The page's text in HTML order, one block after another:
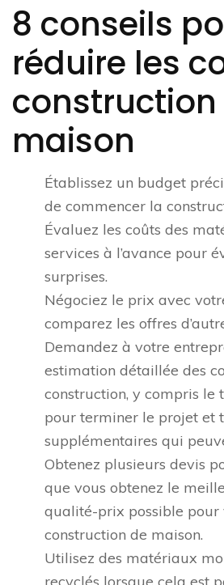
8 conseils
réduire les
construction
maison
Établissez un budget
de commencer la
Évaluez les coûts des
services à l’avance pour
surprises.
Négociez le prix avec
comparez les offres
Demandez à votre
estimation détaillée des
construction, y compris le
pour terminer le projet et
supplémentaires qui
Obtenez plusieurs devis
que vous obtenez le
qualité-prix possible pour
construction de maison.
Utilisez des matériaux
recyclés lorsque cela est